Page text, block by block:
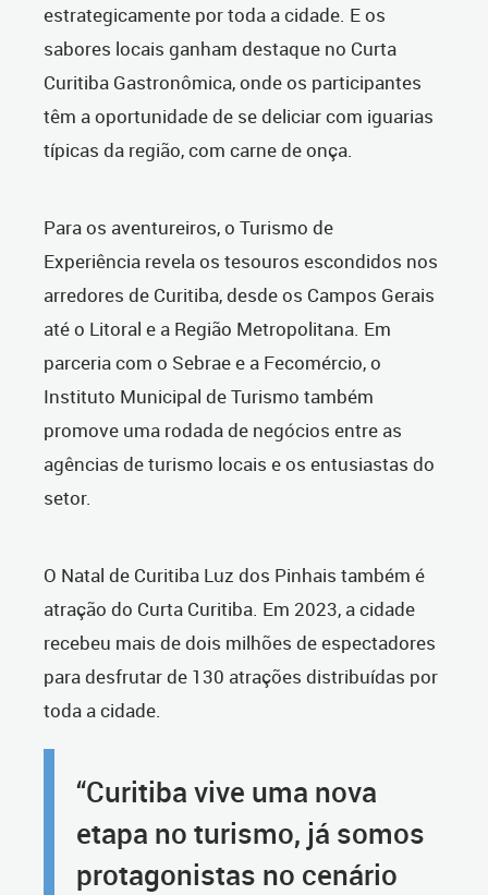
estrategicamente por toda a cidade. E os
sabores locais ganham destaque no Curta
Curitiba Gastronômica, onde os participantes
têm a oportunidade de se deliciar com iguarias
típicas da região, com carne de onça.
Para os aventureiros, o Turismo de
Experiência revela os tesouros escondidos nos
arredores de Curitiba, desde os Campos Gerais
até o Litoral e a Região Metropolitana. Em
parceria com o Sebrae e a Fecomércio, o
Instituto Municipal de Turismo também
promove uma rodada de negócios entre as
agências de turismo locais e os entusiastas do
setor.
O Natal de Curitiba Luz dos Pinhais também é
atração do Curta Curitiba. Em 2023, a cidade
recebeu mais de dois milhões de espectadores
para desfrutar de 130 atrações distribuídas por
toda a cidade.
“Curitiba vive uma nova
etapa no turismo, já somos
protagonistas no cenário